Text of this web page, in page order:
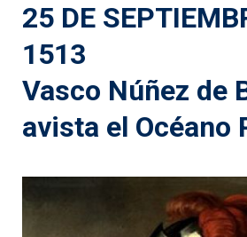
25 DE
1513
Vasco Núñez de
avista el Océano